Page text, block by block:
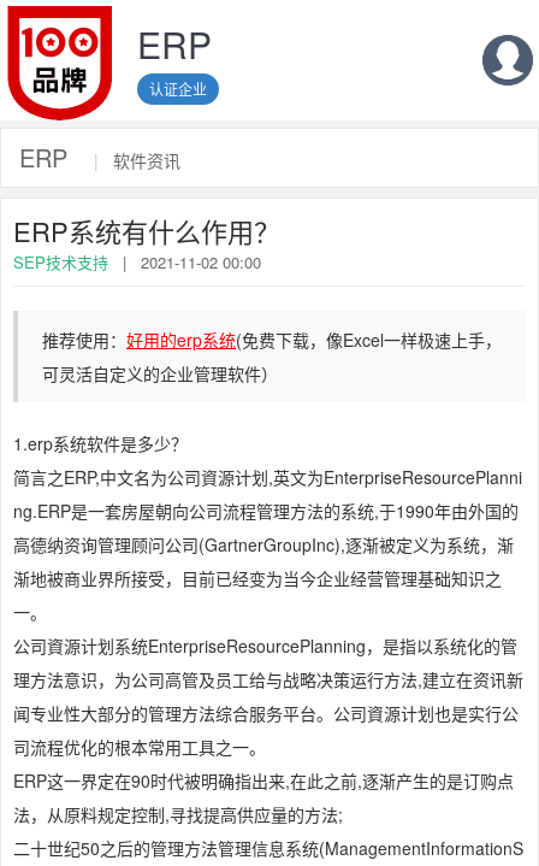
ERP
认证企业
ERP | 软件资讯
ERP系统有什么作用？
SEP技术支持 | 2021-11-02 00:00
推荐使用： 好用的erp系统(免费下载，像Excel一样极速上手，
可灵活自定义的企业管理软件）
1.erp系统软件是多少？
简言之ERP,中文名为公司資源计划,英文为EnterpriseResourcePlanni
ng.ERP是一套房屋朝向公司流程管理方法的系统,于1990年由外国的
高德纳资询管理顾问公司(GartnerGroupInc),逐渐被定义为系统，渐
渐地被商业界所接受，目前已经变为当今企业经营管理基础知识之
一。
公司資源计划系统EnterpriseResourcePlanning，是指以系统化的管
理方法意识，为公司高管及员工给与战略决策运行方法,建立在资讯新
闻专业性大部分的管理方法综合服务平台。公司資源计划也是实行公
司流程优化的根本常用工具之一。
ERP这一界定在90时代被明确指出来,在此之前,逐渐产生的是订购点
法，从原料规定控制,寻找提高供应量的方法;
二十世纪50之后的管理方法管理信息系统(ManagementInformationS